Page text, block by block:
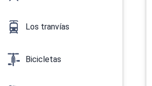
Los tranvías
Bicicletas